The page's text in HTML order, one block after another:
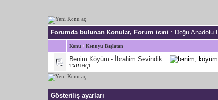
Forumda bulunan Konular, Forum ismi : Doğu Anadolu
Konu / Konuyu Başlatan
Benim Köyüm - İbrahim Sevindik
TARİHÇİ
Gösteriliş ayarları